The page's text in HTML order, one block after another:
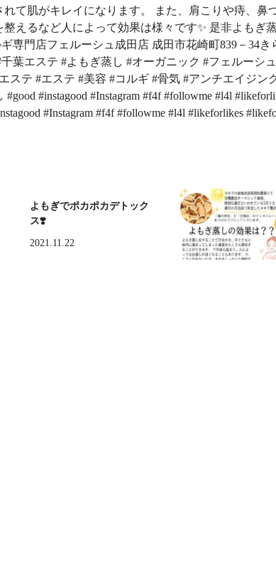
て肌がキレイになります。 また、肩こりや痔、鼻
えるなど人によって効果は様々です✨ 是非よもぎ
専門店フェルーシュ成田店 成田市花崎町839－34き
葉エステ #よもぎ蒸し #オーガニック #フェルーシ
ステ #エステ #美容 #コルギ #骨気 #アンチエイジン
#instagood #Instagram #f4f #followme #l4l
#Instagram #f4f #followme #l4l #likeforlikes
よもぎでポカポカデトック
ス❣️
2021.11.22